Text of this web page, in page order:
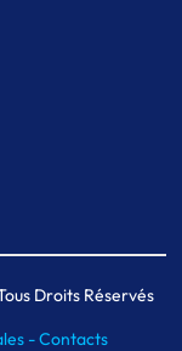
Droits Réservés
-Contacts